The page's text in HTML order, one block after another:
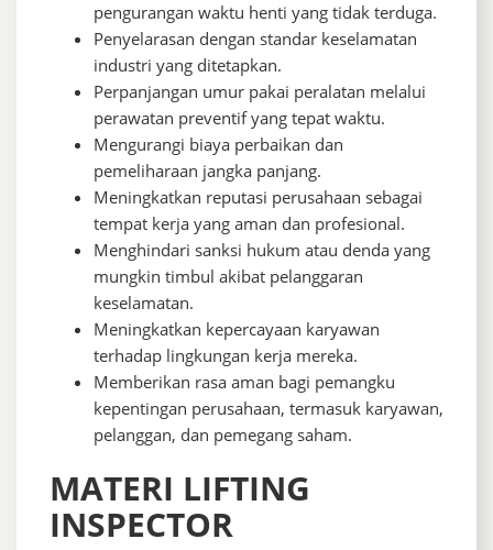
pengurangan waktu henti yang tidak terduga.
Penyelarasan dengan standar keselamatan
industri yang ditetapkan.
Perpanjangan umur pakai peralatan melalui
perawatan preventif yang tepat waktu.
Mengurangi biaya perbaikan dan
pemeliharaan jangka panjang.
Meningkatkan reputasi perusahaan sebagai
tempat kerja yang aman dan profesional.
Menghindari sanksi hukum atau denda yang
mungkin timbul akibat pelanggaran
keselamatan.
Meningkatkan kepercayaan karyawan
terhadap lingkungan kerja mereka.
Memberikan rasa aman bagi pemangku
kepentingan perusahaan, termasuk karyawan,
pelanggan, dan pemegang saham.
MATERI LIFTING
INSPECTOR